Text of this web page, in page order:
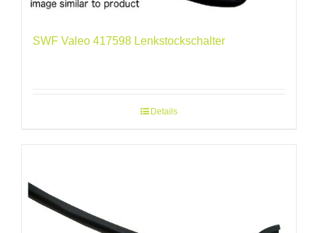
SWF Valeo 417598 Lenkstockschalter
Details